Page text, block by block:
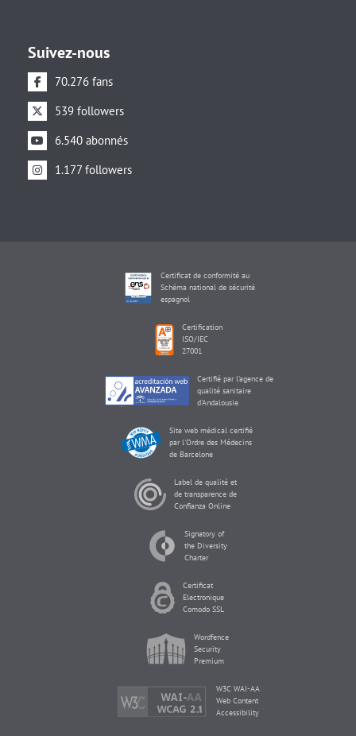
Suivez-nous
70.276 fans
539 followers
6.540 abonnés
1.177 followers
Certificat de conformité au
Schéma national de sécurité
espagnol
Certification
ISO/IEC
27001
Certifié par l'agence de
qualité sanitaire
d'Andalousie
Site web médical certifié
par l'Ordre des Médecins
de Barcelone
Label de qualité et
de transparence de
Confianza Online
Signatory of
the Diversity
Charter
Certificat
Electronique
Comodo SSL
Wordfence
Security
Premium
W3C WAI-AA
Web Content
Accessibility